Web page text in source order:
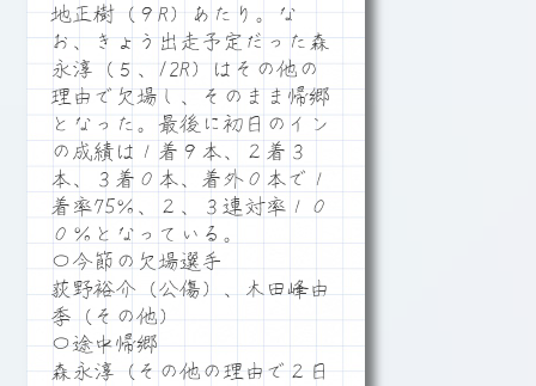
地正樹（９R）あたり。な
お、きょう出走予定だった森
永淳（５、12R）はその他の
理由で欠場し、そのまま帰郷
となった。最後に初日のイン
の成績は１着９本、２着３
本、３着０本、着外０本で１
着率75％、２、３連対率１０
０％となっている。
〇今節の欠場選手
荻野裕介（公傷）、木田峰由
季（その他）
〇途中帰郷
森永淳（その他の理由で２日